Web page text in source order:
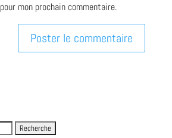
mon prochain commentaire.